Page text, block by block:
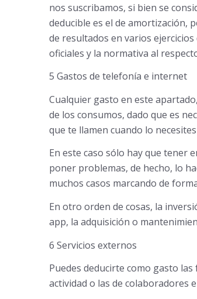
nos suscribamos, si bien se
deducible es el de amortización,
de resultados en varios
oficiales y la normativa al
5 Gastos de telefonía e internet
Cualquier gasto en este
de los consumos, dado que es
que te llamen cuando lo
En este caso sólo hay que tener
poner problemas, de hecho, lo
muchos casos marcando de
En otro orden de cosas, la
app, la adquisición o
6 Servicios externos
Puedes deducirte como gasto
actividad o las de colaboradores